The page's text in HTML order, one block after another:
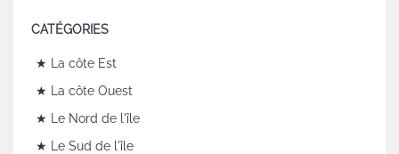
CATÉGORIES
★ La côte Est
★ La côte Ouest
★ Le Nord de l'île
★ Le Sud de l'île